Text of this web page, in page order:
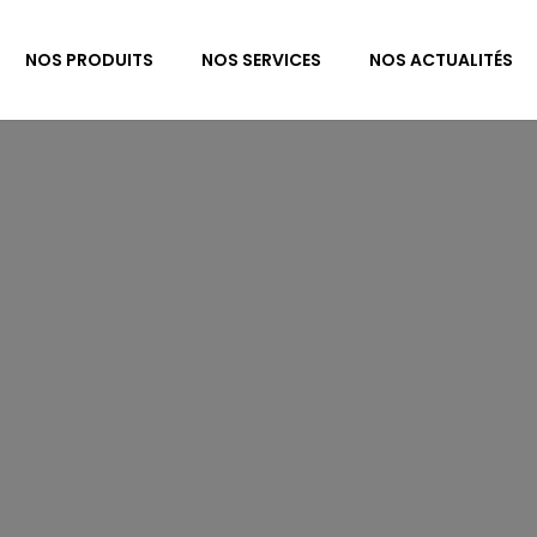
NOS PRODUITS NOS SERVICES NOS ACTUALITÉS